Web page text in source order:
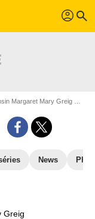
profil search
Margaret Mary Greig dit Tamsin Greig
News
Greig